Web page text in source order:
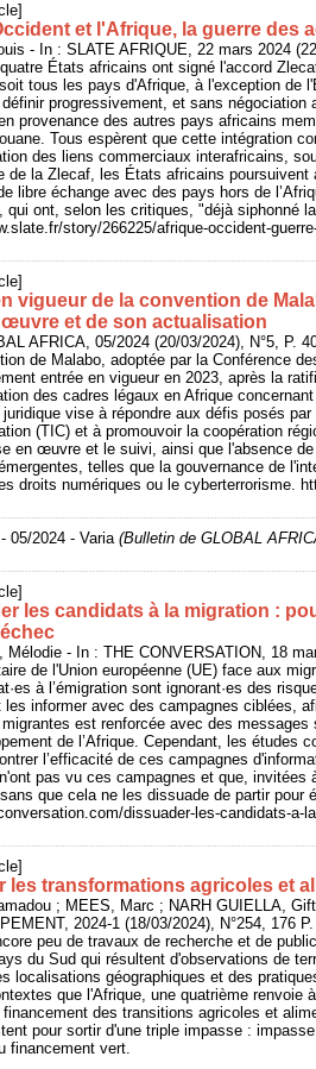
et l'Afrique, la guerre des
- In : SLATE AFRIQUE, 22 mars 2024
États africains ont signé l'accord
tous les pays d'Afrique, à l'exception de
progressivement, et sans
provenance des autres pays africains
Tous espèrent que cette intégration
des liens commerciaux interafricains,
de la Zlecaf, les États africains
libre échange avec des pays hors de
qui ont, selon les critiques, "déjà siphonné
story/266225/afrique-occident-
vigueur de la convention de
œuvre et de son actualisation
AFRICA, 05/2024 (20/03/2024), N°5, P.
de Malabo, adoptée par la Conférence
entrée en vigueur en 2023, après la
des cadres légaux en Afrique
vise à répondre aux défis posés
(TIC) et à promouvoir la coopération
en œuvre et le suivi, ainsi que l'absence
telles que la gouvernance de
droits numériques ou le cyberterrorisme.
- 05/2024 - Varia(Bulletin de GLOBAL
les candidats à la migration :
Mélodie - In : THE CONVERSATION, 18
de l'Union européenne (UE) face aux
à l’émigration sont ignorant·es des
les informer avec des campagnes ciblées,
est renforcée avec des
de l’Afrique. Cependant, les études
l’efficacité de ces campagnes
pas vu ces campagnes et que,
que cela ne les dissuade de partir pour
dissuader-les-candidats-a-
les transformations agricoles et
; MEES, Marc ; NARH GUIELLA,
2024-1 (18/03/2024), N°254, 176 P.
peu de travaux de recherche et de
du Sud qui résultent d'observations de
localisations géographiques et des
que l'Afrique, une quatrième
des transitions agricoles et
pour sortir d'une triple impasse :
financement vert.